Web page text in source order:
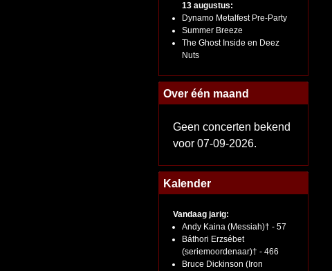
13 augustus:
Dynamo Metalfest Pre-Party
Summer Breeze
The Ghost Inside en Deez
Nuts
Over één maand
Geen concerten bekend
voor 07-09-2026.
Kalender
Vandaag jarig:
Andy Kaina (Messiah)† - 57
Báthori Erzsébet
(seriemoordenaar)† - 466
Bruce Dickinson (Iron